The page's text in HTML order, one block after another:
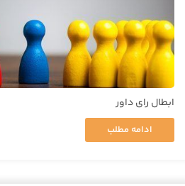
ابطال رای داور
ادامه مطلب